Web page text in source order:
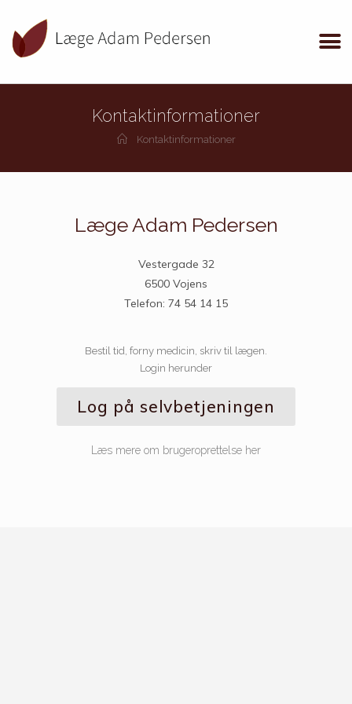
Kontaktinformationer
Kontaktinformationer
Læge Adam Pedersen
Vestergade 32
6500 Vojens
Telefon: 74 54 14 15
Bestil tid, forny medicin, skriv til lægen.
Login herunder
Log på selvbetjeningen
Læs mere om brugeroprettelse her